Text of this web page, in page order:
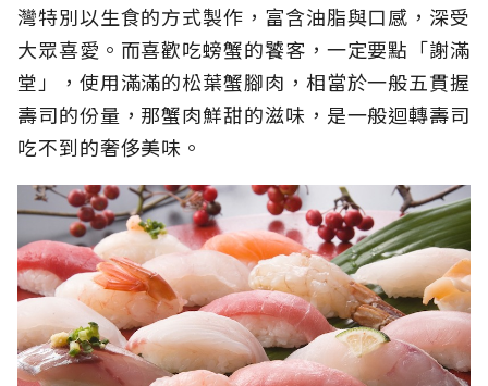
灣特別以生食的方式製作，富含油脂與口感，深受
大眾喜愛。而喜歡吃螃蟹的饕客，一定要點「謝滿
堂」，使用滿滿的松葉蟹腳肉，相當於一般五貫握
壽司的份量，那蟹肉鮮甜的滋味，是一般迴轉壽司
吃不到的奢侈美味。